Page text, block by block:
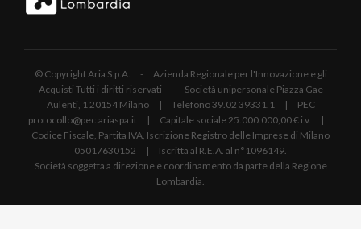
© Copyright Aria S.p.A. - Azienda Regionale per l'Innovazione e gli
Acquisti Tutti i diritti riservati - Società unipersonale Piazza Gae
Aulenti, 1 20154 Milano | Telefono 39.02 39331.1 | PEC
protocollo@pec.ariaspa.it | Capitale sociale 25.000.000,00 € i.v. |
Codice Fiscale, Partita IVA, Iscrizione Registro delle Imprese di Milano
05017630152 | Iscritta al R.E.A. al n°1096149.
Società soggetta a direzione e coordinamento da parte della Regione
Lombardia.